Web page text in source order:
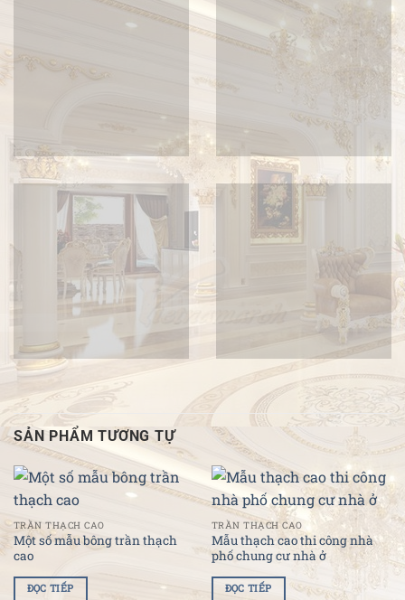
SẢN PHẨM TƯƠNG TỰ
TRẦN THẠCH CAO
Một số mẫu bông trần thạch
cao
ĐỌC TIẾP
TRẦN THẠCH CAO
Mẫu thạch cao thi công nhà
phố chung cư nhà ở
ĐỌC TIẾP